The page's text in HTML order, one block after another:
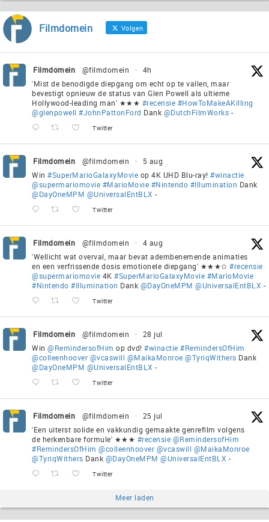
Filmdomein Volgen
Filmdomein @filmdomein ·
4h
'Mist de benodigde diepgang om echt op te vallen, maar
bevestigt opnieuw de status van Glen Powell als ultieme
Hollywood-leading man' ★★★ #recensie #HowToMakeAKilling
@glenpowell #JohnPattonFord Dank @DutchFilmWorks -
Twitter
Filmdomein @filmdomein ·
5 aug
Win #SuperMarioGalaxyMovie op 4K UHD Blu-ray! #winactie
@supermariomovie #MarioMovie #Nintendo #Illumination Dank
@DayOneMPM @UniversalEntBLX -
Twitter
Filmdomein @filmdomein ·
4 aug
'Wellicht wat overval, maar bevat adembenemende animaties
en een verfrissende dosis emotionele diepgang' ★★★✩ #recensie
@supermariomovie 4K #SuperMarioGalaxyMovie #MarioMovie
#Nintendo #Illumination Dank @DayOneMPM @UniversalEntBLX -
Twitter
Filmdomein @filmdomein ·
28 jul
Win @RemindersofHim op dvd! #winactie #RemindersOfHim
@colleenhoover @vcaswill @MaikaMonroe @TyriqWithers Dank
@DayOneMPM @UniversalEntBLX -
Twitter
Filmdomein @filmdomein ·
25 jul
'Een uiterst solide en vakkundig gemaakte genrefilm volgens
de herkenbare formule' ★★★ #recensie @RemindersofHim
#RemindersOfHim @colleenhoover @vcaswill @MaikaMonroe
@TyriqWithers Dank @DayOneMPM @UniversalEntBLX -
Twitter
Meer laden